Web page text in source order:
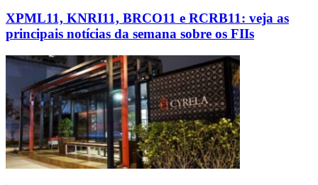
XPML11, KNRI11, BRCO11 e RCRB11: veja as
principais notícias da semana sobre os FIIs